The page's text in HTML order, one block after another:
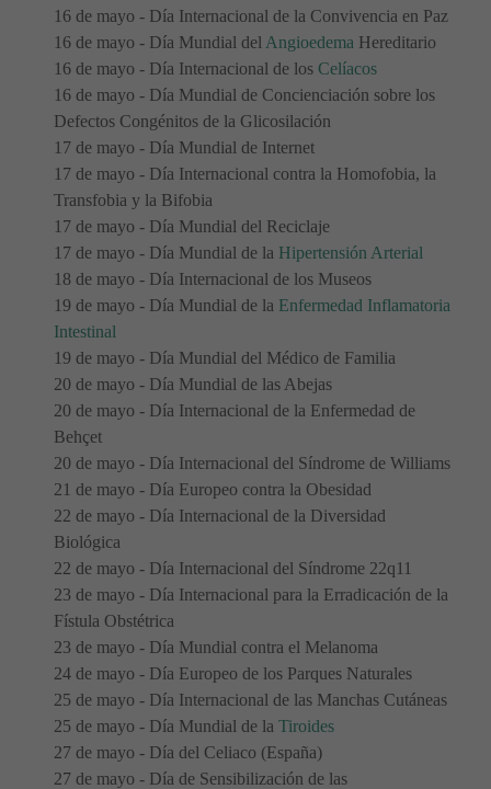
16 de mayo - Día Internacional de la Convivencia en Paz
16 de mayo - Día Mundial del Angioedema Hereditario
16 de mayo - Día Internacional de los Celíacos
16 de mayo - Día Mundial de Concienciación sobre los
Defectos Congénitos de la Glicosilación
17 de mayo - Día Mundial de Internet
17 de mayo - Día Internacional contra la Homofobia, la
Transfobia y la Bifobia
17 de mayo - Día Mundial del Reciclaje
17 de mayo - Día Mundial de la Hipertensión Arterial
18 de mayo - Día Internacional de los Museos
19 de mayo - Día Mundial de la Enfermedad Inflamatoria
Intestinal
19 de mayo - Día Mundial del Médico de Familia
20 de mayo - Día Mundial de las Abejas
20 de mayo - Día Internacional de la Enfermedad de
Behçet
20 de mayo - Día Internacional del Síndrome de Williams
21 de mayo - Día Europeo contra la Obesidad
22 de mayo - Día Internacional de la Diversidad
Biológica
22 de mayo - Día Internacional del Síndrome 22q11
23 de mayo - Día Internacional para la Erradicación de la
Fístula Obstétrica
23 de mayo - Día Mundial contra el Melanoma
24 de mayo - Día Europeo de los Parques Naturales
25 de mayo - Día Internacional de las Manchas Cutáneas
25 de mayo - Día Mundial de la Tiroides
27 de mayo - Día del Celiaco (España)
27 de mayo - Día de Sensibilización de las